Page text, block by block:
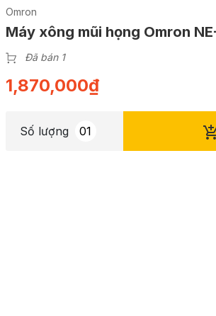
Omron
Máy xông mũi họng Omron
Đã bán 1
1,870,000₫
Số lượng